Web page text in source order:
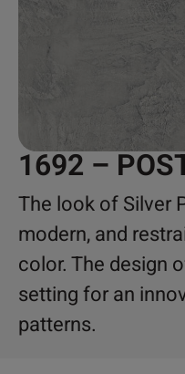
1692 –
The look of Silver
modern, and
color. The design
setting for an
patterns.